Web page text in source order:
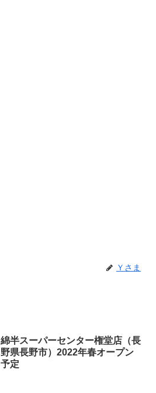
Ｙさま
綿半スーパーセンター権堂店（長
野県長野市）2022年春オープン
予定